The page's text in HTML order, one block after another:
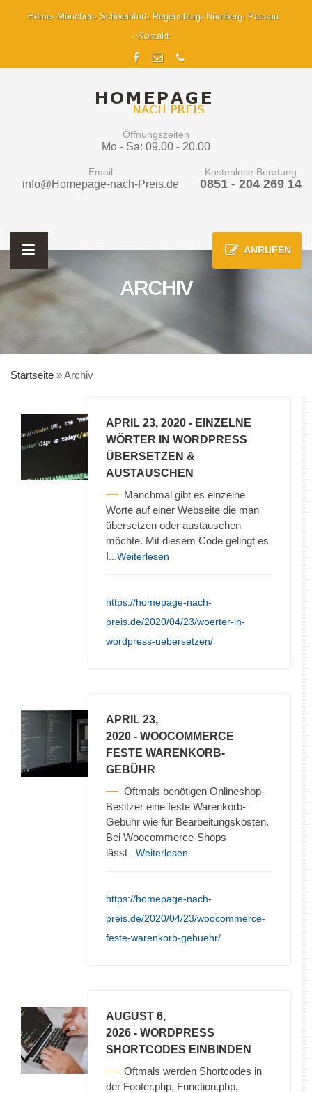
Home München Schweinfurt Regensburg Nürnberg
Passau
Kontakt
Öffnungszeiten
Mo - Sa: 09.00 - 20.00
Email
info@Homepage-nach-Preis.de
Kostenlose Beratung
0851 - 204 269 14
ANRUFEN
ARCHIV
Startseite »Archiv
APRIL 23, 2020 - EINZELNE
WÖRTER IN WORDPRESS
ÜBERSETZEN &
AUSTAUSCHEN
Manchmal gibt es einzelne
Worte auf einer Webseite die man
übersetzen oder austauschen
möchte. Mit diesem Code gelingt es
I ...Weiterlesen
https://homepage-nach-
preis.de/2020/04/23/woerter-in-
wordpress-uebersetzen/
APRIL 23,
2020 - WOOCOMMERCE
FESTE WARENKORB-
GEBÜHR
Oftmals benötigen Onlineshop-
Besitzer eine feste Warenkorb-
Gebühr wie für Bearbeitungskosten.
Bei Woocommerce-Shops
lässt ...Weiterlesen
https://homepage-nach-
preis.de/2020/04/23/woocommerce-
feste-warenkorb-gebuehr/
AUGUST 6,
2026 - WORDPRESS
SHORTCODES EINBINDEN
Oftmals werden Shortcodes in
der Footer.php, Function.php,